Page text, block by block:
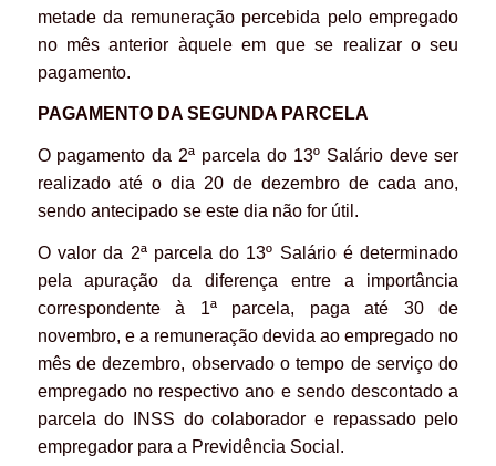
metade da remuneração percebida pelo empregado
no mês anterior àquele em que se realizar o seu
pagamento.
PAGAMENTO DA SEGUNDA PARCELA
O pagamento da 2ª parcela do 13º Salário deve ser
realizado até o dia 20 de dezembro de cada ano,
sendo antecipado se este dia não for útil.
O valor da 2ª parcela do 13º Salário é determinado
pela apuração da diferença entre a importância
correspondente à 1ª parcela, paga até 30 de
novembro, e a remuneração devida ao empregado no
mês de dezembro, observado o tempo de serviço do
empregado no respectivo ano e sendo descontado a
parcela do INSS do colaborador e repassado pelo
empregador para a Previdência Social.